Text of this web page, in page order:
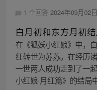
1 个回答 2024年09月02
白月初和东方月初
在《狐妖小红娘》中，
红转世为苏苏。在经历
一世两人成功走到了一
小红娘·月红篇》的结局